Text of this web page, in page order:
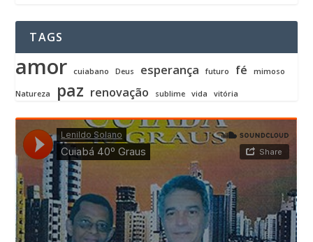
TAGS
amor cuiabano Deus esperança futuro fé mimoso
Natureza paz renovação sublime vida vitória